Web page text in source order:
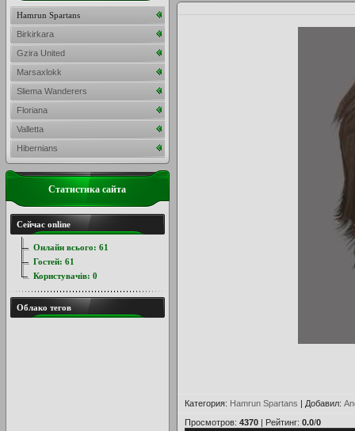
Категория: Hamrun Spartans | Добавил:
Просмотров: 4370 | Рейтинг: 0.0/0
Hamrun Spartans
Birkirkara
Gzira United
Marsaxlokk
Sliema Wanderers
Floriana
Valletta
Hibernians
Статистика сайта
Сейчас online
Онлайн всього: 61
Гостей: 61
Користувачів: 0
Облако тегов